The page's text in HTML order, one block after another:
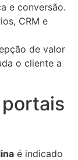
e conversão.
CRM e
de valor
o cliente a
é indicado